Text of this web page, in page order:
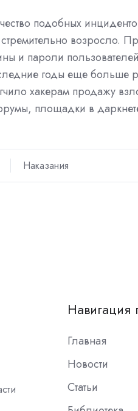
подобных
возросло.
и пароли
годы еще
хакерам продажу
площадки в
Наказания
Навигация
Главная
Новости
Статьи